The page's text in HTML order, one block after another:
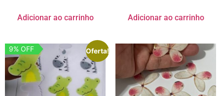
Adicionar ao carrinho Adicionar ao carrinho
Oferta!
9% OFF